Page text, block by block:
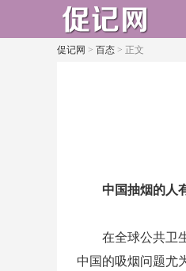
促记网 > 百态 > 正文
中国抽烟的人
在全球公共卫
中国的吸烟问题尤